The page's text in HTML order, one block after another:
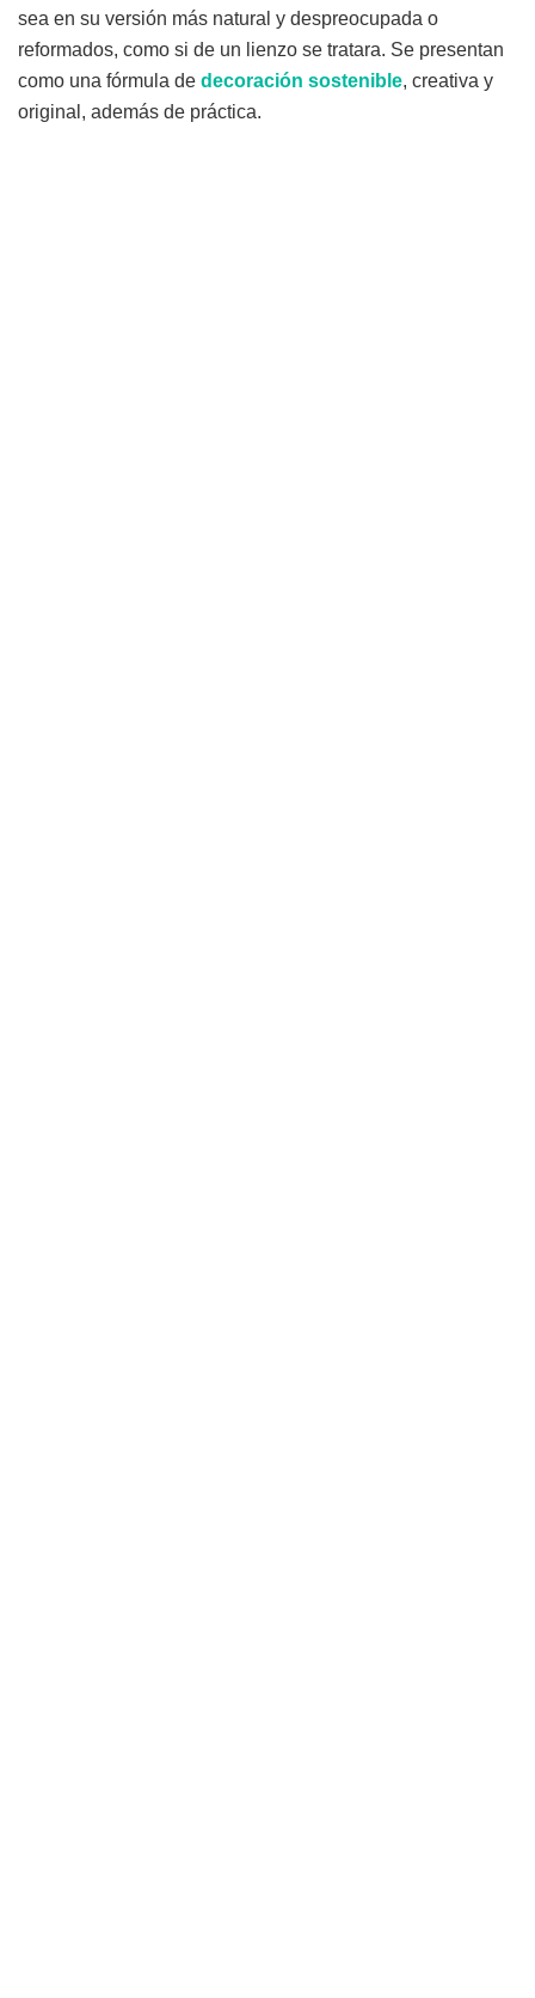
sea en su versión más natural y despreocupada o
reformados, como si de un lienzo se tratara. Se presentan
como una fórmula de decoración sostenible, creativa y
original, además de práctica.